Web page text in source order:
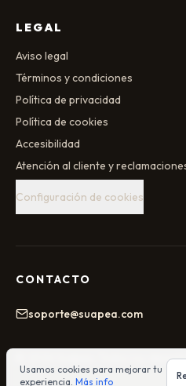
LEGAL
Aviso legal
Términos y condiciones
Política de privacidad
Política de cookies
Accesibilidad
Atención al cliente y
Configuración de cookies
CONTACTO
soporte@suapea.com
. Todos los
Usamos cookies para mejorar tu
experiencia. Más info